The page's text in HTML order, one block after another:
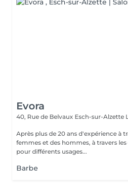
Evora
40, Rue de Belvaux Esch-sur-Alzette
Après plus de 20 ans d'expérience à
femmes et des hommes, à travers
pour différents usages...
Barbe